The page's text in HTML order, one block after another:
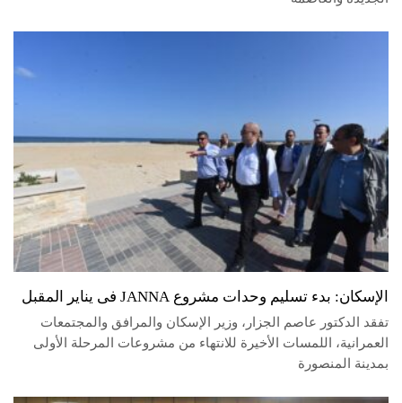
الإسكان: بدء تسليم وحدات مشروع JANNA فى يناير المقبل
تفقد الدكتور عاصم الجزار، وزير الإسكان والمرافق والمجتمعات
العمرانية، اللمسات الأخيرة للانتهاء من مشروعات المرحلة الأولى
بمدينة المنصورة